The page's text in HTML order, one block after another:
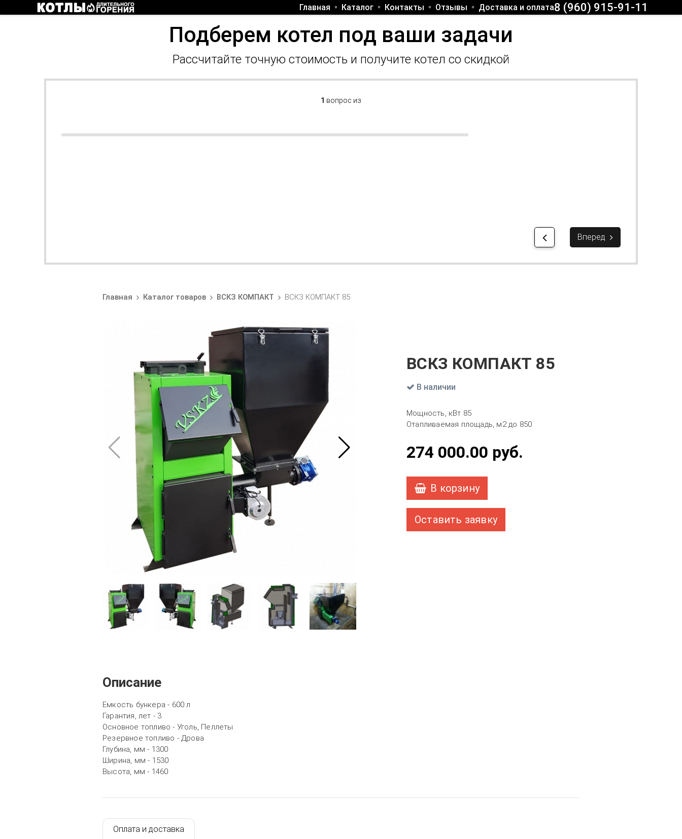
8 (960) 915-91-11
Главная Каталог Контакты Отзывы Доставка и оплата
Подберем котел под ваши задачи
Рассчитайте точную стоимость и получите котел со скидкой
1 вопрос из
Вперед
Главная Каталог товаров ВСКЗ КОМПАКТ ВСКЗ КОМПАКТ 85
ВСКЗ КОМПАКТ 85
В наличии
Мощность, кВт 85
Отапливаемая площадь, м2 до 850
274 000.00 руб.
В корзину
Оставить заявку
Описание
Емкость бункера - 600 л
Гарантия, лет - 3
Основное топливо - Уголь, Пеллеты
Резервное топливо - Дрова
Глубина, мм - 1300
Ширина, мм - 1530
Высота, мм - 1460
Оплата и доставка